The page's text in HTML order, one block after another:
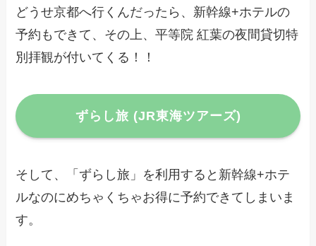
どうせ京都へ行くんだったら、新幹線+ホテルの
予約もできて、その上、平等院 紅葉の夜間貸切特
別拝観が付いてくる！！
ずらし旅 (JR東海ツアーズ)
そして、「ずらし旅」を利用すると新幹線+ホテ
ルなのにめちゃくちゃお得に予約できてしまいま
す。